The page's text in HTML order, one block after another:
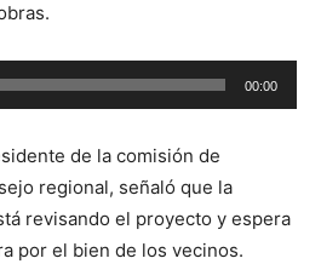
00:00
de la comisión de
regional, señaló que la
revisando el proyecto y espera
por el bien de los vecinos.